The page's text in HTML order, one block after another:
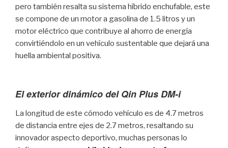
pero también resalta su sistema híbrido enchufable, este
se compone de un motor a gasolina de 1.5 litros y un
motor eléctrico que contribuye al ahorro de energía
convirtiéndolo en un vehículo sustentable que dejará una
huella ambiental positiva.
El exterior dinámico del Qin Plus DM-i
La longitud de este cómodo vehículo es de 4.7 metros
de distancia entre ejes de 2.7 metros, resaltando su
innovador aspecto deportivo, muchas personas lo